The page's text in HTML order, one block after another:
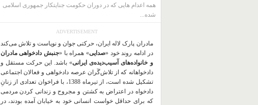
همه اعدام هایی که در دوران حکومت جنایتکار جمهوری اسلامی
شده...
ADVERTISEMENT
مادران پارک لاله ایران، حرکتی جوان و نوپاست و تلاش می‌کند
در ادامه روند خود «صدایی» همراه با «جنبش دادخواهی مادران
و خانواده‌های آسیب‌دیده‌ی ایرانی» باشد. این حرکت مستقل و
دادخواهانه که از تلاش‌گَران عرصه دادخواهی و فعالان اجتماعی
تشکیل شده است، از تیرماه 1388، با فراخوان تعدادی از زنانِ
دادخواه در اعتراض به کشتن و مجروح و زندانی کردن مردمی
که برای حداقل خواست انسانی خود به خیابان آمده بودند، در